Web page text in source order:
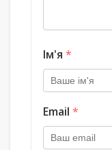
Ім'я *
Email *